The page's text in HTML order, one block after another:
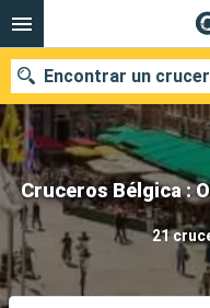
Cruceros Bélgica :
21
Encontrar un
Nuestros destinos
Fecha de salida
Puertos